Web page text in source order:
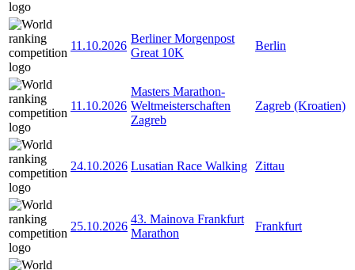
11.10.2026
Berliner Morgenpost
Great 10K
Berlin
11.10.2026
Masters Marathon-
Weltmeisterschaften
Zagreb
Zagreb (Kroatien)
24.10.2026 Lusatian Race Walking Zittau
25.10.2026
43. Mainova Frankfurt
Marathon
Frankfurt